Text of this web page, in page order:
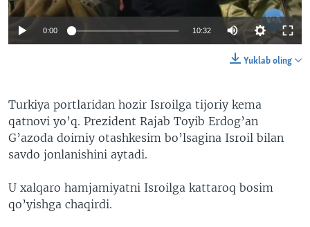
0:00 10:32
Yuklab oling
Turkiya portlaridan hozir Isroilga tijoriy kema
qatnovi yo’q. Prezident Rajab Toyib Erdog’an
G’azoda doimiy otashkesim bo’lsagina Isroil bilan
savdo jonlanishini aytadi.
U xalqaro hamjamiyatni Isroilga kattaroq bosim
qo’yishga chaqirdi.